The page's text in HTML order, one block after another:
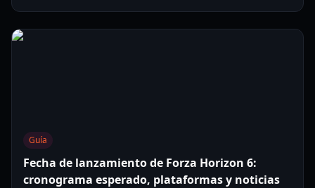
Guía
Fecha de lanzamiento de Forza Horizon 6:
cronograma esperado, plataformas y noticias